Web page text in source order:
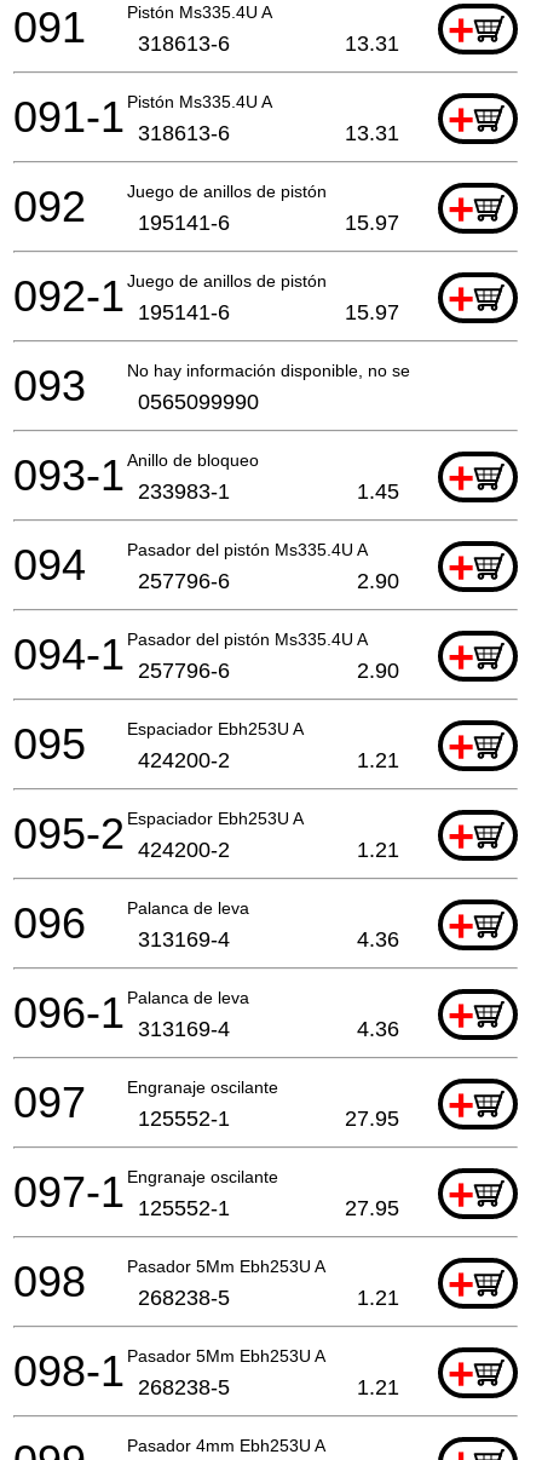
Pistón Ms335.4U A +
091 318613-6 13.31
Pistón Ms335.4U A +
091-1 318613-6 13.31
Juego de anillos de pistón +
092 195141-6 15.97
Juego de anillos de pistón +
092-1 195141-6 15.97
No hay información disponible, no se puede pedir
093 0565099990
Anillo de bloqueo +
093-1 233983-1 1.45
Pasador del pistón Ms335.4U A +
094 257796-6 2.90
Pasador del pistón Ms335.4U A +
094-1 257796-6 2.90
Espaciador Ebh253U A +
095 424200-2 1.21
Espaciador Ebh253U A +
095-2 424200-2 1.21
Palanca de leva +
096 313169-4 4.36
Palanca de leva +
096-1 313169-4 4.36
Engranaje oscilante +
097 125552-1 27.95
Engranaje oscilante +
097-1 125552-1 27.95
Pasador 5Mm Ebh253U A +
098 268238-5 1.21
Pasador 5Mm Ebh253U A +
098-1 268238-5 1.21
Pasador 4mm Ebh253U A